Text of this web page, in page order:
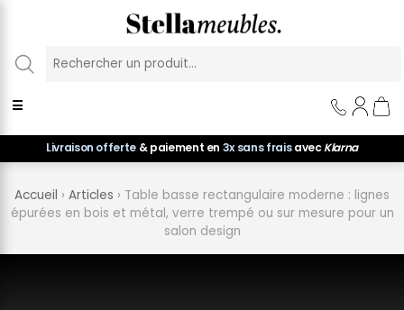
☰
Livraison offerte & paiement en 3x sans fraisavecKlarna
Accueil › Articles › Table basse rectangulaire moderne : lignes
épurées en bois et métal, verre trempé ou sur mesure pour un
salon design
Panneau de gestion des cookies